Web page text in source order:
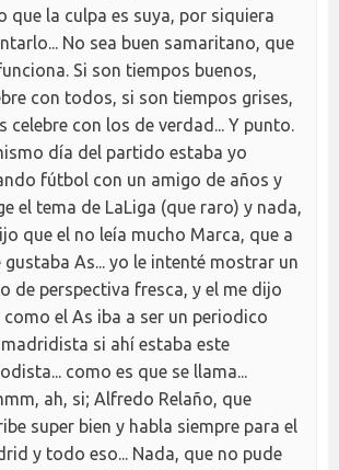
que la culpa es suya, por siquiera
No sea buen samaritano, que
Si son tiempos buenos,
con todos, si son tiempos grises,
celebre con los de verdad... Y punto.
día del partido estaba yo
fútbol con un amigo de años y
el tema de LaLiga (que raro) y nada,
que el no leía mucho Marca, que a
gustaba As... yo le intenté mostrar un
de perspectiva fresca, y el me dijo
como el As iba a ser un periodico
si ahí estaba este
como es que se llama...
ah, si; Alfredo Relaño, que
super bien y habla siempre para el
y todo eso... Nada, que no pude